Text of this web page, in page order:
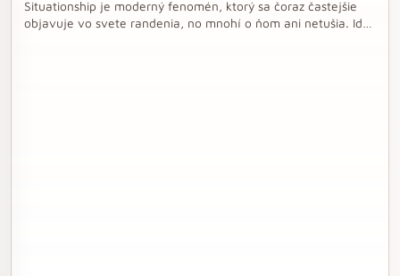
Situationship je moderný fenomén, ktorý sa čoraz častejšie
objavuje vo svete randenia, no mnohí o ňom ani netušia. Ide